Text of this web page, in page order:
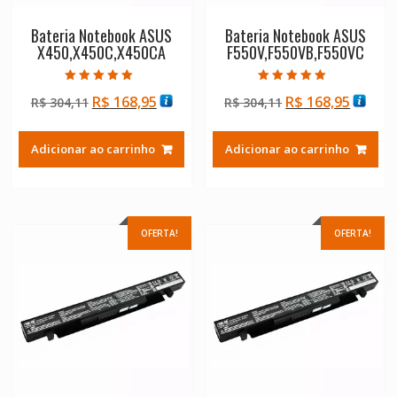
Bateria Notebook ASUS
X450,X450C,X450CA
5.00
de 5
R$304,11 O
original
era:
R$ 168,95O
atual
é:
Adicionar ao carrinho
Bateria Notebook ASUS
F550V,F550VB,F550VC
5.00
de 5
R$304,11 O
original
era:
R$ 168,95O
atual
é:
Adicionar ao carrinho
OFERTA! OFERTA!